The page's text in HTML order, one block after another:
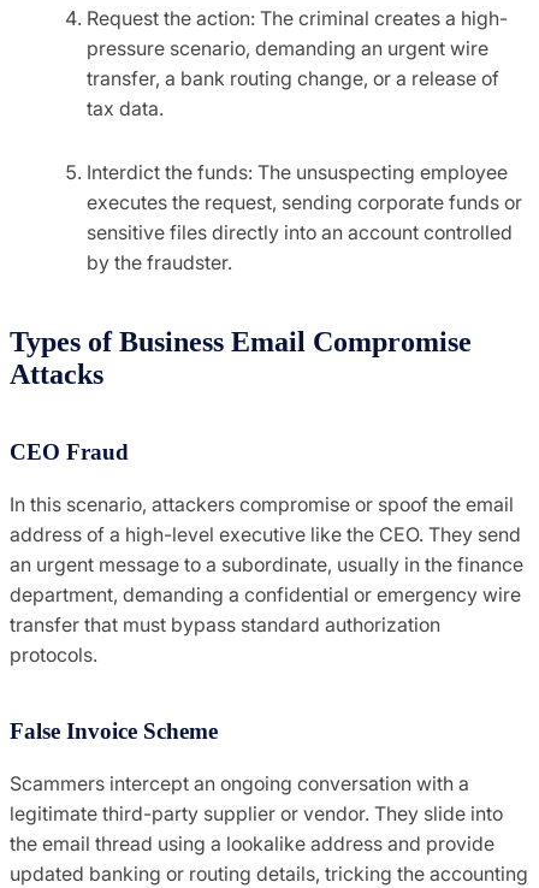
Request the action: The criminal creates a high-
pressure scenario, demanding an urgent wire
transfer, a bank routing change, or a release of
tax data.
Interdict the funds: The unsuspecting employee
executes the request, sending corporate funds or
sensitive files directly into an account controlled
by the fraudster.
Types of Business Email Compromise
Attacks
CEO Fraud
In this scenario, attackers compromise or spoof the email
address of a high-level executive like the CEO. They send
an urgent message to a subordinate, usually in the finance
department, demanding a confidential or emergency wire
transfer that must bypass standard authorization
protocols.
False Invoice Scheme
Scammers intercept an ongoing conversation with a
legitimate third-party supplier or vendor. They slide into
the email thread using a lookalike address and provide
updated banking or routing details, tricking the accounting